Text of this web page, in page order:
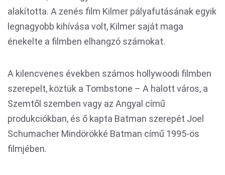
alakította. A zenés film Kilmer pályafutásának egyik
legnagyobb kihívása volt, Kilmer saját maga
énekelte a filmben elhangzó számokat.
A kilencvenes években számos hollywoodi filmben
szerepelt, köztük a Tombstone – A halott város, a
Szemtől szemben vagy az Angyal című
produkciókban, és ő kapta Batman szerepét Joel
Schumacher Mindörökké Batman című 1995-ös
filmjében.